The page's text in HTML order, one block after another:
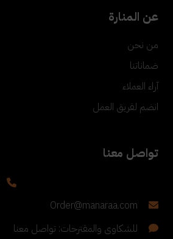
عن المنارة
من نحن
ضماناتنا
آراء العملاء
انضم لفريق العمل
تواصل معنا
Order@manaraa.com
للشكاوى والمقترحات: تواصل معنا